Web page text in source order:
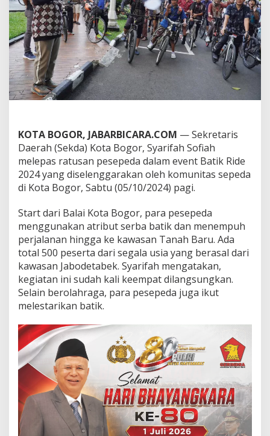
,
G
o
w
e
s
a
m
l
e
s
t
a
k
a
n
B
a
t
i
k
K
t
a
g
o
r
KOTA BOGOR, JABARBICARA.COM — Sekretaris
Daerah (Sekda) Kota Bogor, Syarifah Sofiah
melepas ratusan pesepeda dalam event Batik Ride
2024 yang diselenggarakan oleh komunitas sepeda
di Kota Bogor, Sabtu (05/10/2024) pagi.
Start dari Balai Kota Bogor, para pesepeda
menggunakan atribut serba batik dan menempuh
perjalanan hingga ke kawasan Tanah Baru. Ada
total 500 peserta dari segala usia yang berasal dari
kawasan Jabodetabek. Syarifah mengatakan,
kegiatan ini sudah kali keempat dilangsungkan.
Selain berolahraga, para pesepeda juga ikut
melestarikan batik.